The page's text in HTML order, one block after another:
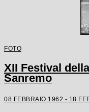
FOTO
XII Festival
Sanremo
08 FEBBRAIO 1962 - 18